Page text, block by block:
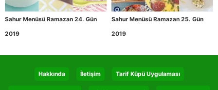
Sahur Menüsü Ramazan 24. Gün
2019
Sahur Menüsü Ramazan 25. Gün
2019
Hakkında İletişim Tarif Küpü Uygulaması